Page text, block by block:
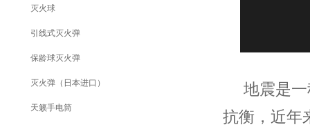
灭火球
引线式灭火弹
保龄球灭火弹
灭火弹（日本进口）
天籁手电筒
地震是一
抗衡，近年